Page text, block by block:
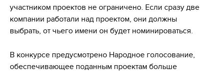
участником проектов не ограничено. Если сразу две
компании работали над проектом, они должны
выбрать, от чьего имени он будет номинироваться.
В конкурсе предусмотрено Народное голосование,
обеспечивающее поданным проектам больше